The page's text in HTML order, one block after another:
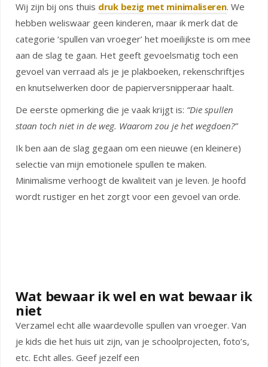
Wij zijn bij ons thuis druk bezig met minimaliseren. We
hebben weliswaar geen kinderen, maar ik merk dat de
categorie ‘spullen van vroeger’ het moeilijkste is om mee
aan de slag te gaan. Het geeft gevoelsmatig toch een
gevoel van verraad als je je plakboeken, rekenschriftjes
en knutselwerken door de papierversnipperaar haalt.
De eerste opmerking die je vaak krijgt is: “Die spullen
staan toch niet in de weg. Waarom zou je het wegdoen?”
Ik ben aan de slag gegaan om een nieuwe (en kleinere)
selectie van mijn emotionele spullen te maken.
Minimalisme verhoogt de kwaliteit van je leven. Je hoofd
wordt rustiger en het zorgt voor een gevoel van orde.
Wat bewaar ik wel en wat bewaar ik
niet
Verzamel echt alle waardevolle spullen van vroeger. Van
je kids die het huis uit zijn, van je schoolprojecten, foto’s,
etc. Echt alles. Geef jezelf een